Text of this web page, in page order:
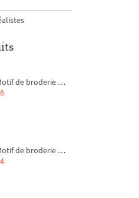
Motif de broderie machine Branche de sapin et carottes - 4 tailles
Motif de broderie machine Branche de sapin et carottes - 4 tailles